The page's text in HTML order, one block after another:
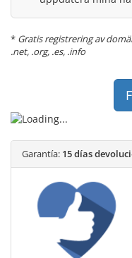
* Gratis registrering av
.net, .org, .es, .info
Garantía: 15 días